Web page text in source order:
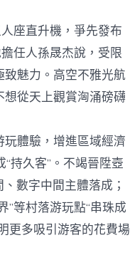
座直升機，爭先發布
任人孫晟杰說，受限
魅力。高空不雅光航
從天上觀賞洶涌磅礴
體驗，增進區域經濟
“持久客”。不竭晉陞壺
數字中間主體落成；
”等村落游玩點“串珠成
更多吸引游客的花費場